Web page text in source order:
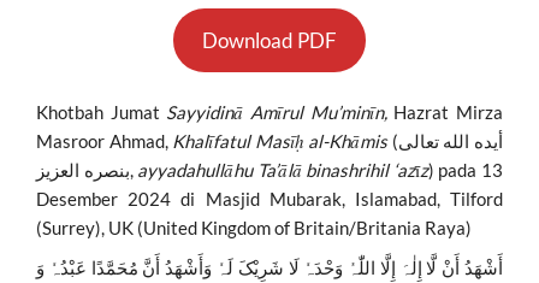
Download PDF
Khotbah Jumat Sayyidinā Amīrul Mu’minīn,Hazrat Mirza
Masroor Ahmad, Khalīfatul Masīḥ al-Khāmis (أيده الله تعالى
بنصره العزيز,ayyadahullāhu Ta’ālā binashrihil ‘azīz) pada 13
Desember 2024 di Masjid Mubarak, Islamabad, Tilford
(Surrey), UK (United Kingdom of Britain/Britania Raya)
أَشْھَدُ أَنْ لَّا إِلٰہَ إِلَّا اللّٰہُ وَحْدَہٗ لَا شَرِيْکَ لَہٗ وَأَشْھَدُ أَنَّ مُحَمَّدًا عَبْدُہٗ وَ